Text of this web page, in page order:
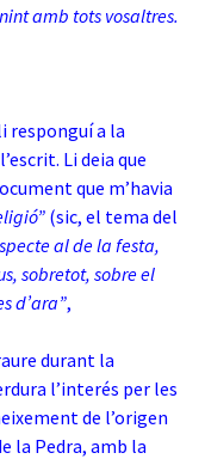
amb tots vosaltres.
responguí a la
Li deia que
que m’havia
(sic, el tema del
al de la festa,
sobretot, sobre el
d’ara”,
durant la
l’interés per les
de l’origen
la Pedra, amb la